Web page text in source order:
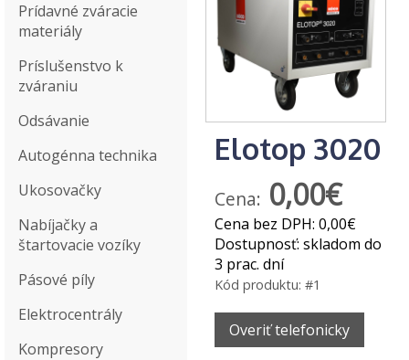
Prídavné zváracie
materiály
Príslušenstvo k
zváraniu
Odsávanie
Autogénna technika
Ukosovačky
Nabíjačky a
štartovacie vozíky
Pásové píly
Elektrocentrály
Kompresory
Elotop 3020
Cena: 0,00€
Cena bez DPH: 0,00€
Dostupnosť: skladom do
3 prac. dní
Kód produktu: #1
Overiť telefonicky